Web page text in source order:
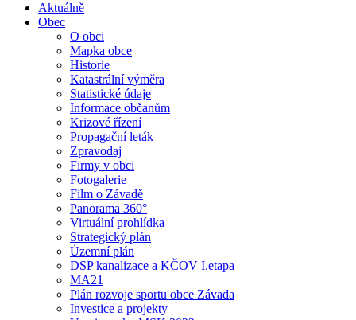
Aktuálně
Obec
O obci
Mapka obce
Historie
Katastrální výměra
Statistické údaje
Informace občanům
Krizové řízení
Propagační leták
Zpravodaj
Firmy v obci
Fotogalerie
Film o Závadě
Panorama 360°
Virtuální prohlídka
Strategický plán
Územní plán
DSP kanalizace a KČOV I.etapa
MA21
Plán rozvoje sportu obce Závada
Investice a projekty